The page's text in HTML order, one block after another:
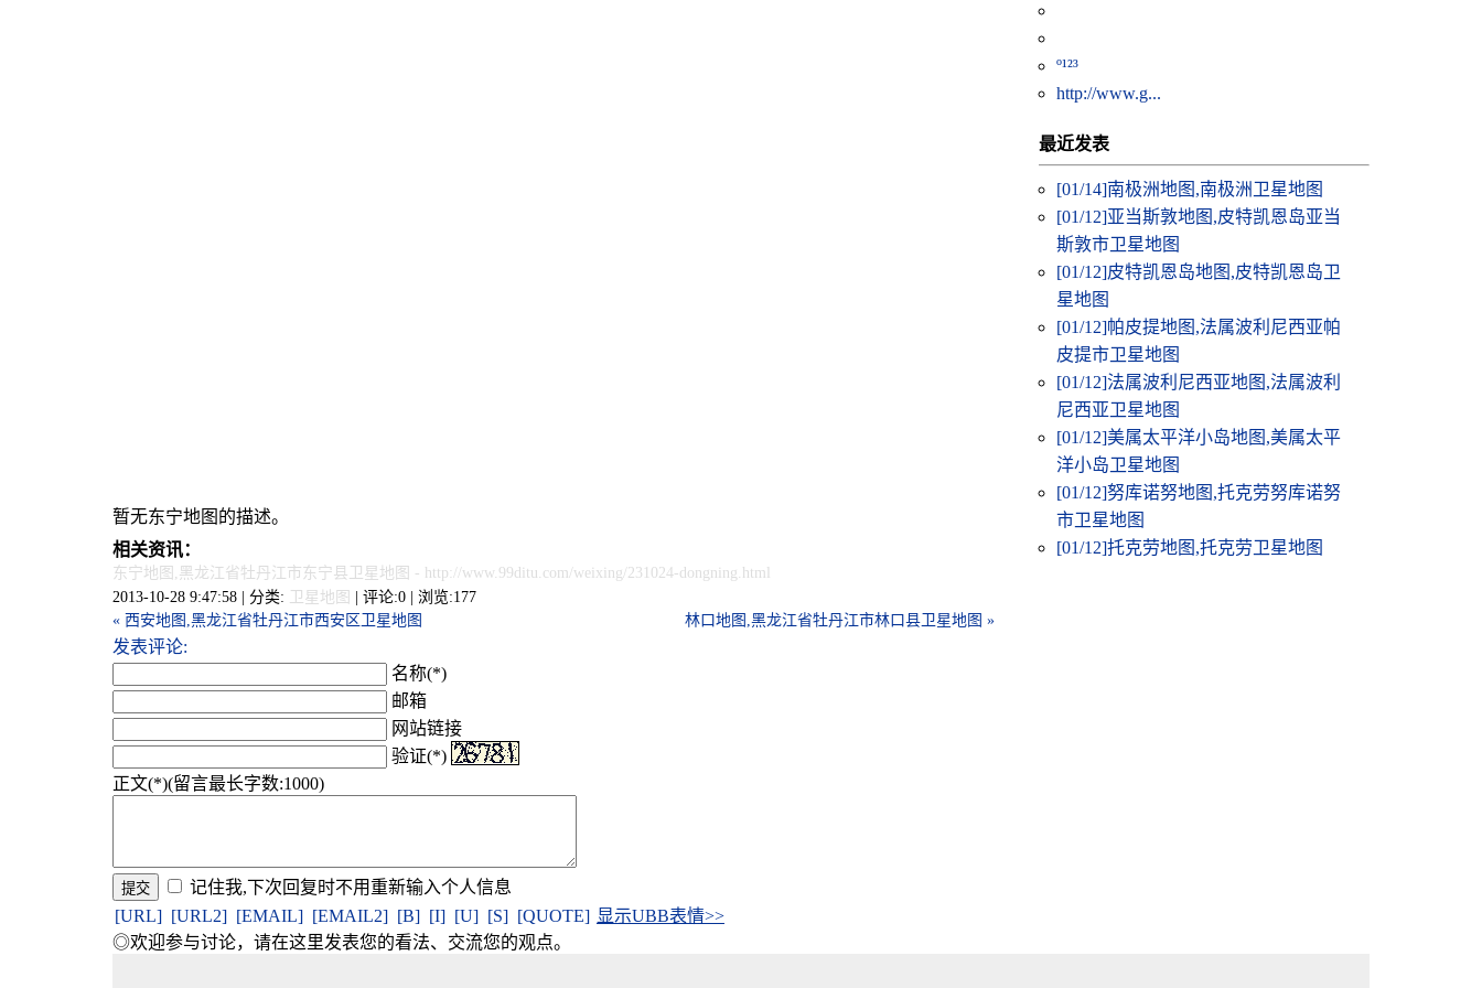
暂无东宁地图的描述。
相关资讯：
东宁地图,黑龙江省牡丹江市东宁县卫星地图 - http://www.99ditu.com/weixing/231024-dongning.html
2013-10-28 9:47:58 | 分类:
卫星地图 | 评论:0 | 浏览:177
« 西安地图,黑龙江省牡丹江市西安区卫星地图
林口地图,黑龙江省牡丹江市林口县卫星地图 »
发表评论:
名称(*)
邮箱
网站链接
验证(*)
正文(*)(留言最长字数:1000)
记住我,下次回复时不用重新输入个人信息
[URL] [URL2] [EMAIL] [EMAIL2] [B] [I] [U] [S] [QUOTE] 显示UBB表情>>
◎欢迎参与讨论，请在这里发表您的看法、交流您的观点。
º¹²³
http://www.g...
最近发表
[01/14]南极洲地图,南极洲卫星地图
[01/12]亚当斯敦地图,皮特凯恩岛亚当
斯敦市卫星地图
[01/12]皮特凯恩岛地图,皮特凯恩岛卫
星地图
[01/12]帕皮提地图,法属波利尼西亚帕
皮提市卫星地图
[01/12]法属波利尼西亚地图,法属波利
尼西亚卫星地图
[01/12]美属太平洋小岛地图,美属太平
洋小岛卫星地图
[01/12]努库诺努地图,托克劳努库诺努
市卫星地图
[01/12]托克劳地图,托克劳卫星地图